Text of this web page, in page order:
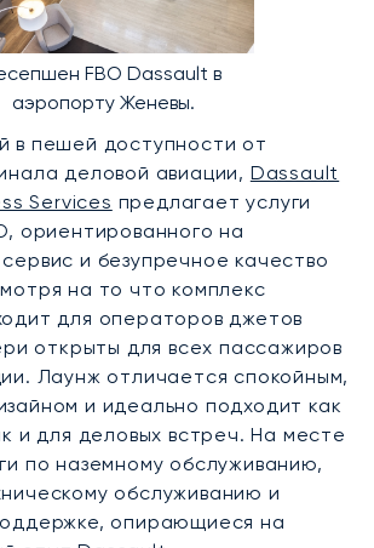
FBO Dassault в
аэропорту Женевы.
в пешей доступности от
деловой авиации, Dassault
Services предлагает услуги
ориентированного на
и безупречное качество
на то что комплекс
для операторов джетов
открыты для всех пассажиров
Лаунж отличается спокойным,
и идеально подходит как
и для деловых встреч. На месте
по наземному обслуживанию,
обслуживанию и
опирающиеся на